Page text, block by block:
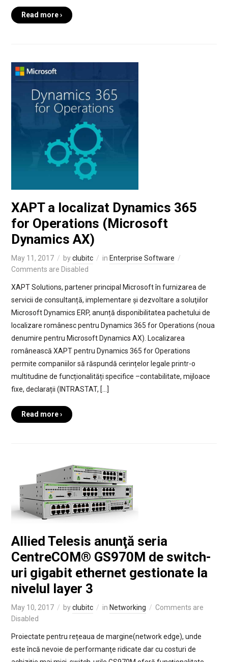
Read more ›
XAPT a localizat Dynamics 365
for Operations (Microsoft
Dynamics AX)
May 11, 2017 byclubitc in Enterprise Software
Comments are Disabled
XAPT Solutions, partener principal Microsoft în furnizarea de
servicii de consultanță, implementare și dezvoltare a soluţiilor
Microsoft Dynamics ERP, anunță disponibilitatea pachetului de
localizare românesc pentru Dynamics 365 for Operations (noua
denumire pentru Microsoft Dynamics AX). Localizarea
românească XAPT pentru Dynamics 365 for Operations
permite companiilor să răspundă cerințelor legale printr-o
multitudine de funcționalități specifice –contabilitate, mijloace
fixe, declarații (INTRASTAT, […]
Read more ›
Allied Telesis anunţă seria
CentreCOM® GS970M de switch-
uri gigabit ethernet gestionate la
nivelul layer 3
May 10, 2017 byclubitc in Networking
Comments are
Disabled
Proiectate pentru rețeaua de margine(network edge), unde
este încă nevoie de performanţe ridicate dar cu costuri de